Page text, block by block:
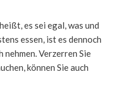
es sei egal, was und
essen, ist es dennoch
Verzerren Sie
können Sie auch